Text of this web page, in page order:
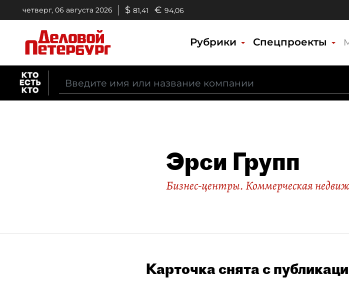
четверг, 06 августа 2026 $ 81,41 € 94,06
Рубрики Спецпроекты
Эрси Групп
Бизнес-центры. Коммерческая
Карточка снята с